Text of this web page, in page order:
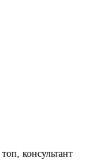
консультант